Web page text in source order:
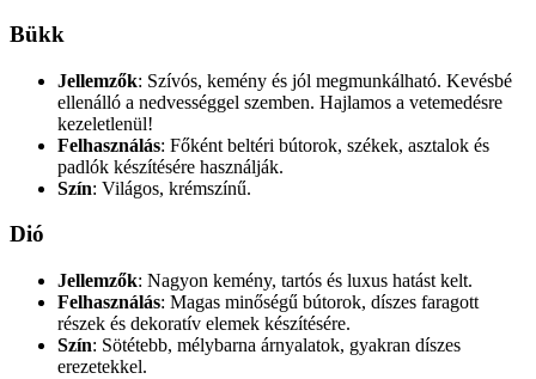
Bükk
Jellemzők: Szívós, kemény és jól megmunkálható. Kevésbé
ellenálló a nedvességgel szemben. Hajlamos a vetemedésre
kezeletlenül!
Felhasználás: Főként beltéri bútorok, székek, asztalok és
padlók készítésére használják.
Szín: Világos, krémszínű.
Dió
Jellemzők: Nagyon kemény, tartós és luxus hatást kelt.
Felhasználás: Magas minőségű bútorok, díszes faragott
részek és dekoratív elemek készítésére.
Szín: Sötétebb, mélybarna árnyalatok, gyakran díszes
erezetekkel.